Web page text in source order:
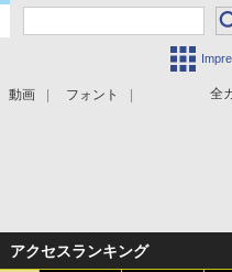
全
動画 フォント
アクセスランキング